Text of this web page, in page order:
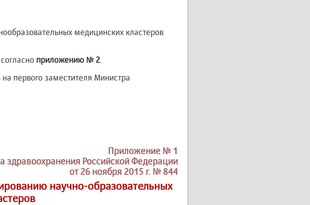
медицинских кластеров
приложению № 2.
первого заместителя Министра
Приложение № 1
здравоохранения Российской Федерации
от 26 ноября 2015 г. № 844
научно-образовательных